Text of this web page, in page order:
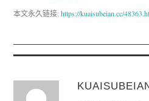
本文永久链接:https://kuaisubeian.cc/